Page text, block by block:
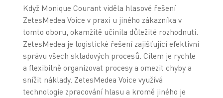
Když Monique Courant viděla hlasové řešení
ZetesMedea Voice v praxi u jiného zákazníka v
tomto oboru, okamžitě učinila důležité rozhodnutí.
ZetesMedea je logistické řešení zajišťující efektivní
správu všech skladových procesů. Cílem je rychle
a flexibilně organizovat procesy a omezit chyby a
snížit náklady. ZetesMedea Voice využívá
technologie zpracování hlasu a kromě jiného je